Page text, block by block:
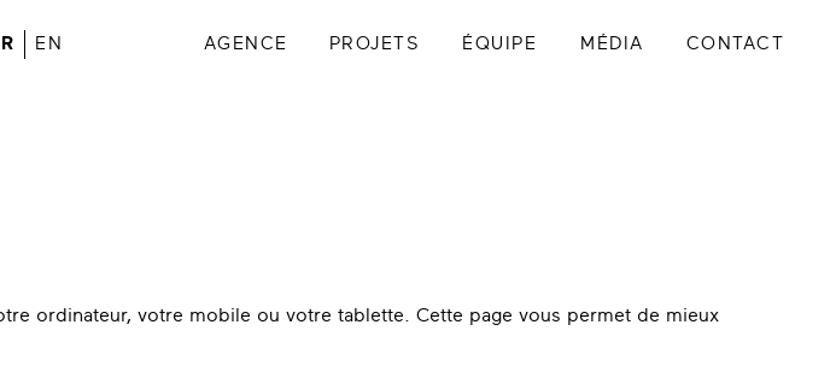
EN AGENCE PROJETS ÉQUIPE MÉDIA CONTACT
ordinateur, votre mobile ou votre tablette. Cette page vous permet de mieux